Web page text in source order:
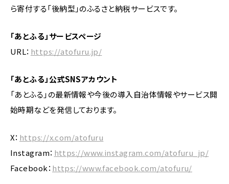
ら寄付する「後納型」のふるさと納税サービスです。
「あとふる」サービスページ
URL： https://atofuru.jp/
「あとふる」公式SNSアカウント
「あとふる」の最新情報や今後の導入自治体情報やサービス開
始時期などを発信しております。
X： https://x.com/atofuru
Instagram： https://www.instagram.com/atofuru_jp/
Facebook： https://www.facebook.com/atofuru/